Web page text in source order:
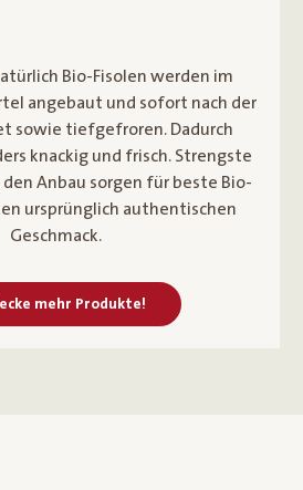
Bio-Erbsen werden im
angebaut und sofort nach der
sowie tiefgefroren. Dadurch
knackig und frisch. Strengste
Anbau sorgen für beste Bio-
ursprünglich authentischen
Geschmack.
mehr Produkte!